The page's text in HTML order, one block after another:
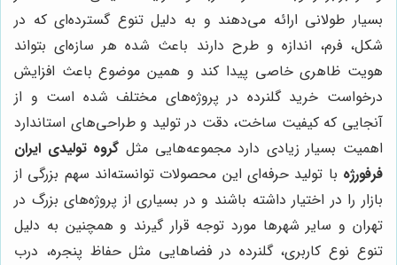
بسیار طولانی ارائه می‌دهند و به دلیل تنوع گسترده‌ای که در
شکل، فرم، اندازه و طرح دارند باعث شده هر سازه‌ای بتواند
هویت ظاهری خاصی پیدا کند و همین موضوع باعث افزایش
درخواست خرید گلنرده در پروژه‌های مختلف شده است و از
آنجایی که کیفیت ساخت، دقت در تولید و طراحی‌های استاندارد
اهمیت بسیار زیادی دارد مجموعه‌هایی مثل گروه تولیدی ایران
فرفورژه با تولید حرفه‌ای این محصولات توانسته‌اند سهم بزرگی از
بازار را در اختیار داشته باشند و در بسیاری از پروژه‌های بزرگ در
تهران و سایر شهرها مورد توجه قرار گیرند و همچنین به دلیل
تنوع نوع کاربری، گلنرده در فضاهایی مثل حفاظ پنجره، درب